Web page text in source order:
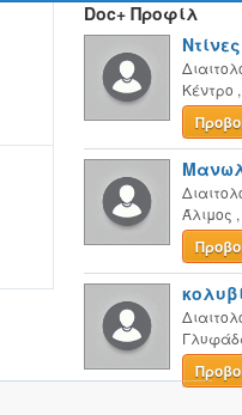
Doc+ Προφίλ
Κέντρο ,
Άλιμος ,